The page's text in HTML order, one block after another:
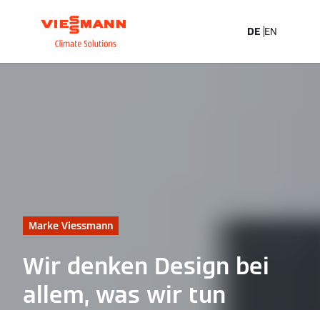
DE EN
Marke Viessmann
Wir denken Design bei
allem, was wir tun